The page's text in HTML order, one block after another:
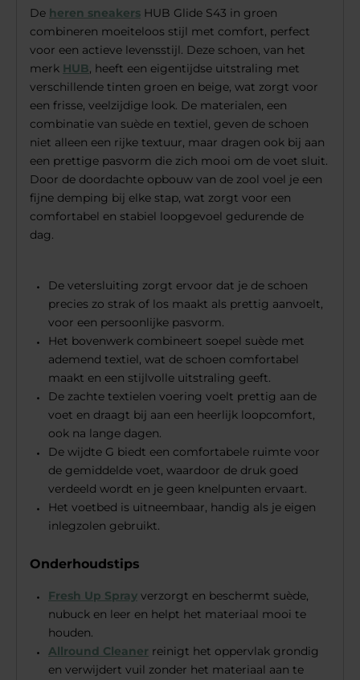
De heren sneakers HUB Glide S43 in groen
combineren moeiteloos stijl met comfort, perfect
voor een actieve levensstijl. Deze schoen, van het
merk HUB, heeft een eigentijdse uitstraling met
verschillende tinten groen en beige, wat zorgt voor
een frisse, veelzijdige look. De materialen, een
combinatie van suède en textiel, geven de schoen
niet alleen een rijke textuur, maar dragen ook bij aan
een prettige pasvorm die zich mooi om de voet sluit.
Door de doordachte opbouw van de zool voel je een
fijne demping bij elke stap, wat zorgt voor een
comfortabel en stabiel loopgevoel gedurende de
dag.
De vetersluiting zorgt ervoor dat je de schoen
precies zo strak of los maakt als prettig aanvoelt,
voor een persoonlijke pasvorm.
Het bovenwerk combineert soepel suède met
ademend textiel, wat de schoen comfortabel
maakt en een stijlvolle uitstraling geeft.
De zachte textielen voering voelt prettig aan de
voet en draagt bij aan een heerlijk loopcomfort,
ook na lange dagen.
De wijdte G biedt een comfortabele ruimte voor
de gemiddelde voet, waardoor de druk goed
verdeeld wordt en je geen knelpunten ervaart.
Het voetbed is uitneembaar, handig als je eigen
inlegzolen gebruikt.
Onderhoudstips
Fresh Up Spray verzorgt en beschermt suède,
nubuck en leer en helpt het materiaal mooi te
houden.
Allround Cleaner reinigt het oppervlak grondig
en verwijdert vuil zonder het materiaal aan te